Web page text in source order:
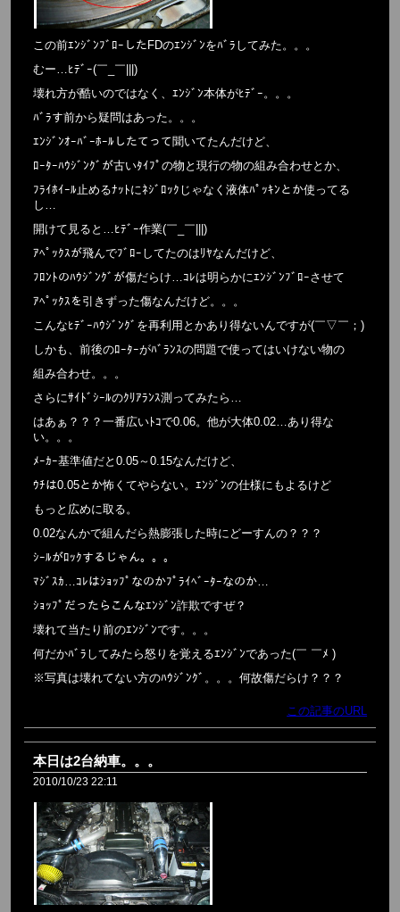
この前ｴﾝｼﾞﾝﾌﾞﾛｰしたFDのｴﾝｼﾞﾝをﾊﾞﾗしてみた。。。
むー…ﾋﾃﾞｰ(￣_￣|||)
壊れ方が酷いのではなく、ｴﾝｼﾞﾝ本体がﾋﾃﾞｰ。。。
ﾊﾞﾗす前から疑問はあった。。。
ｴﾝｼﾞﾝｵｰﾊﾞｰﾎｰﾙしたてって聞いてたんだけど、
ﾛｰﾀｰﾊｳｼﾞﾝｸﾞが古いﾀｲﾌﾟの物と現行の物の組み合わせとか、
ﾌﾗｲﾎｲｰﾙ止めるﾅｯﾄにﾈｼﾞﾛｯｸじゃなく液体ﾊﾟｯｷﾝとか使ってる
し…
開けて見ると…ﾋﾃﾞｰ作業(￣_￣|||)
ｱﾍﾟｯｸｽが飛んでﾌﾞﾛｰしてたのはﾘﾔなんだけど、
ﾌﾛﾝﾄのﾊｳｼﾞﾝｸﾞが傷だらけ…ｺﾚは明らかにｴﾝｼﾞﾝﾌﾞﾛｰさせて
ｱﾍﾟｯｸｽを引きずった傷なんだけど。。。
こんなﾋﾃﾞｰﾊｳｼﾞﾝｸﾞを再利用とかあり得ないんですが(￣▽￣；)
しかも、前後のﾛｰﾀｰがﾊﾞﾗﾝｽの問題で使ってはいけない物の
組み合わせ。。。
さらにｻｲﾄﾞｼｰﾙのｸﾘｱﾗﾝｽ測ってみたら…
はあぁ？？？一番広いﾄｺで0.06。他が大体0.02…あり得な
い。。。
ﾒｰｶｰ基準値だと0.05～0.15なんだけど、
ｳﾁは0.05とか怖くてやらない。ｴﾝｼﾞﾝの仕様にもよるけど
もっと広めに取る。
0.02なんかで組んだら熱膨張した時にどーすんの？？？
ｼｰﾙがﾛｯｸするじゃん。。。
ﾏｼﾞｽｶ…ｺﾚはｼｮｯﾌﾟなのかﾌﾟﾗｲﾍﾞｰﾀｰなのか…
ｼｮｯﾌﾟだったらこんなｴﾝｼﾞﾝ詐欺ですぜ？
壊れて当たり前のｴﾝｼﾞﾝです。。。
何だかﾊﾞﾗしてみたら怒りを覚えるｴﾝｼﾞﾝであった(￣ ￣ﾒ )
※写真は壊れてない方のﾊｳｼﾞﾝｸﾞ。。。何故傷だらけ？？？
この記事のURL
本日は2台納車。。。
2010/10/23 22:11